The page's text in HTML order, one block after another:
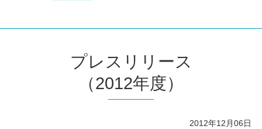
プレスリリース
（2012年度）
2012年12月06日